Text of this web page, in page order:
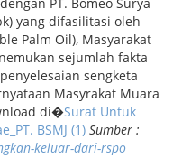
yang difasilitasi oleh
Palm Oil), Masyarakat
sejumlah fakta
sengketa
Masyrakat Muara
di�Surat Untuk
BSMJ (1) Sumber :
keluar-dari-rspo